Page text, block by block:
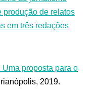
produção de relatos
em três redações
Uma proposta para o
2019.